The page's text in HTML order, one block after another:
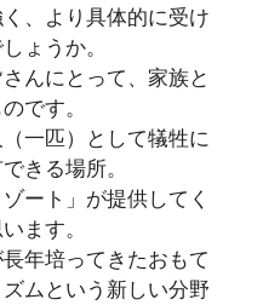
、より具体的に受け
ょうか。
んにとって、家族と
です。
一匹）として犠牲に
きる場所。
ート」が提供してく
ます。
年培ってきたおもて
ムという新しい分野